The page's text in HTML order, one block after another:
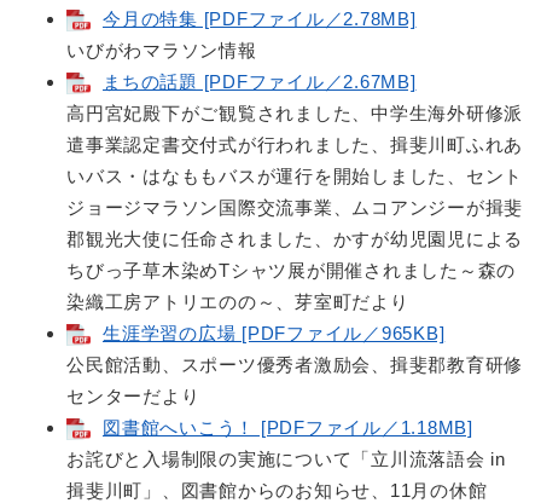
今月の特集 [PDFファイル／2.78MB]
いびがわマラソン情報
まちの話題 [PDFファイル／2.67MB]
高円宮妃殿下がご観覧されました、中学生海外研修派
遣事業認定書交付式が行われました、揖斐川町ふれあ
いバス・はなももバスが運行を開始しました、セント
ジョージマラソン国際交流事業、ムコアンジーが揖斐
郡観光大使に任命されました、かすが幼児園児による
ちびっ子草木染めTシャツ展が開催されました～森の
染織工房アトリエのの～、芽室町だより
生涯学習の広場 [PDFファイル／965KB]
公民館活動、スポーツ優秀者激励会、揖斐郡教育研修
センターだより
図書館へいこう！ [PDFファイル／1.18MB]
お詫びと入場制限の実施について「立川流落語会 in
揖斐川町」、図書館からのお知らせ、11月の休館